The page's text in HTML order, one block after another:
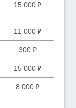
15 000 ₽
11 000 ₽
300 ₽
15 000 ₽
8 000 ₽